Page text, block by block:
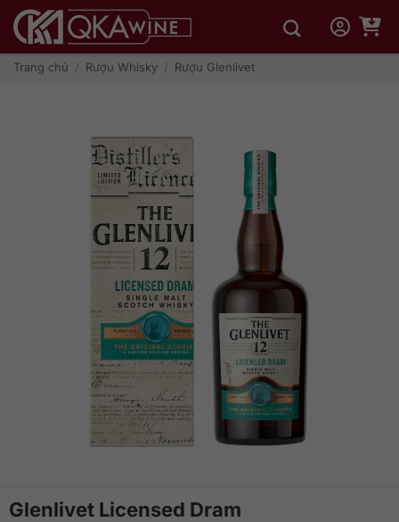
qua
dungTrang chủ / Rượu Whisky / Rượu Glenlivet
Glenlivet Licensed Dram